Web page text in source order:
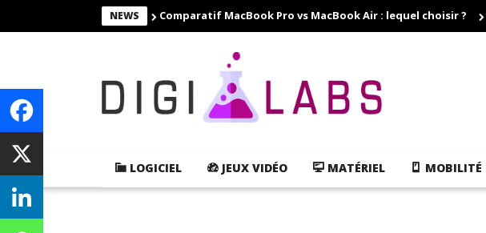
NEWS Comparatif MacBook Pro vs MacBook Air : lequel choisir ?
LOGICIEL JEUX VIDÉO MATÉRIEL MOBILITÉ